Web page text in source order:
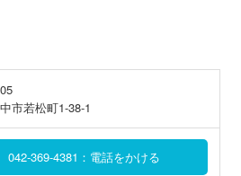
市若松町1-38-1
042-369-4381：電話をかける